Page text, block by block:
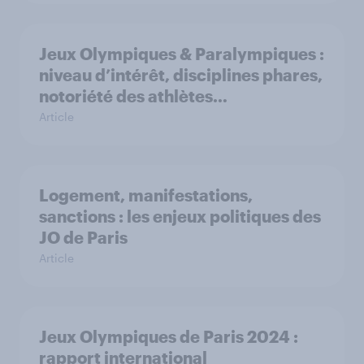
Jeux Olympiques & Paralympiques :
niveau d’intérêt, disciplines phares,
notoriété des athlètes…
Article
Logement, manifestations,
sanctions : les enjeux politiques des
JO de Paris
Article
Jeux Olympiques de Paris 2024 :
rapport international